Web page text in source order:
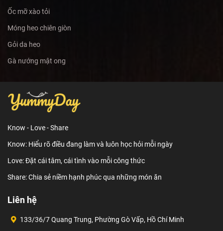
Ốc mỡ xào tỏi
Móng heo chiên giòn
Gỏi da heo
Gà nướng mật ong
Know - Love - Share
Know: Hiểu rõ điều đang làm và luôn học hỏi mỗi ngày
Love: Đặt cái tâm, cái tình vào mỗi công thức
Share: Chia sẻ niềm hạnh phúc qua những món ăn
Liên hệ
133/36/7 Quang Trung, Phường Gò Vấp, Hồ Chí Minh